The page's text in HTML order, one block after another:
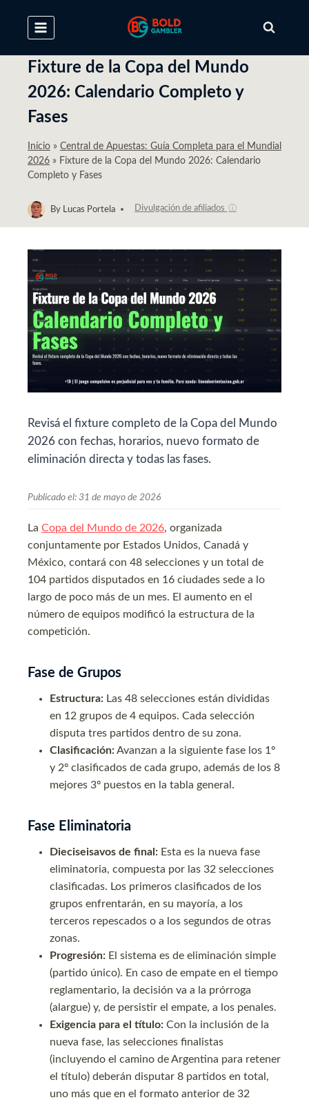
content
Fixture de la Copa del Mundo
2026: Calendario Completo y
Fases
Início » Central de Apuestas: Guía Completa para el Mundial
2026 » Fixture de la Copa del Mundo 2026: Calendario
Completo y Fases
By Lucas Portela Divulgación de afiliados ⓘ
Revisá el fixture completo de la Copa del Mundo
2026 con fechas, horarios, nuevo formato de
eliminación directa y todas las fases.
Publicado el: 31 de mayo de 2026
La Copa del Mundo de 2026, organizada
conjuntamente por Estados Unidos, Canadá y
México, contará con 48 selecciones y un total de
104 partidos disputados en 16 ciudades sede a lo
largo de poco más de un mes. El aumento en el
número de equipos modificó la estructura de la
competición.
Fase de Grupos
Estructura: Las 48 selecciones están divididas
en 12 grupos de 4 equipos. Cada selección
disputa tres partidos dentro de su zona.
Clasificación:Avanzan a la siguiente fase los 1º
y 2º clasificados de cada grupo, además de los 8
mejores 3º puestos en la tabla general.
Fase Eliminatoria
Dieciseisavos de final: Esta es la nueva fase
eliminatoria, compuesta por las 32 selecciones
clasificadas. Los primeros clasificados de los
grupos enfrentarán, en su mayoría, a los
terceros repescados o a los segundos de otras
zonas.
Progresión: El sistema es de eliminación simple
(partido único). En caso de empate en el tiempo
reglamentario, la decisión va a la prórroga
(alargue) y, de persistir el empate, a los penales.
Exigencia para el título: Con la inclusión de la
nueva fase, las selecciones finalistas
(incluyendo el camino de Argentina para retener
el título) deberán disputar 8 partidos en total,
uno más que en el formato anterior de 32